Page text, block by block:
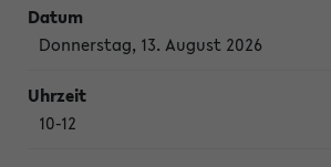
Donnerstag, 13. August 2026
10-12